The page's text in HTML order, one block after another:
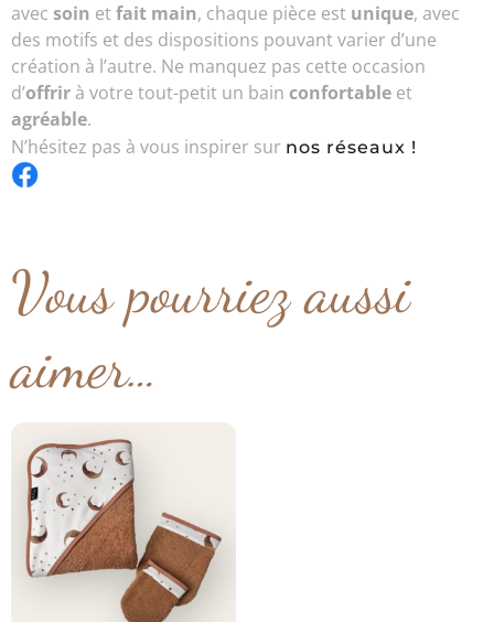
avec soin etfait main, chaque pièce est unique, avec
des motifs et des dispositions pouvant varier d’une
création à l’autre. Ne manquez pas cette occasion
d’offrir à votre tout-petit un bain confortable et
agréable.
N’hésitez pas à vous inspirer sur nos réseaux !
Vous pourriez aussi
aimer…